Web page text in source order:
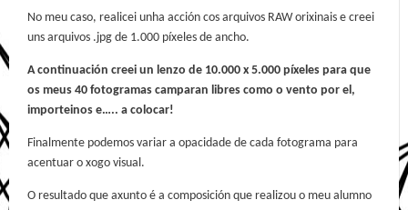
No meu caso, realicei unha acción cos arquivos RAW orixinais e creei
uns arquivos .jpg de 1.000 píxeles de ancho.
A continuación creei un lenzo de 10.000 x 5.000 píxeles para que
os meus 40 fotogramas camparan libres como o vento por el,
importeinos e….. a colocar!
Finalmente podemos variar a opacidade de cada fotograma para
acentuar o xogo visual.
O resultado que axunto é a composición que realizou o meu alumno